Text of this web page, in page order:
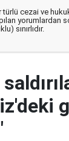
türlü cezai ve
yorumlardan
sınırlıdır.